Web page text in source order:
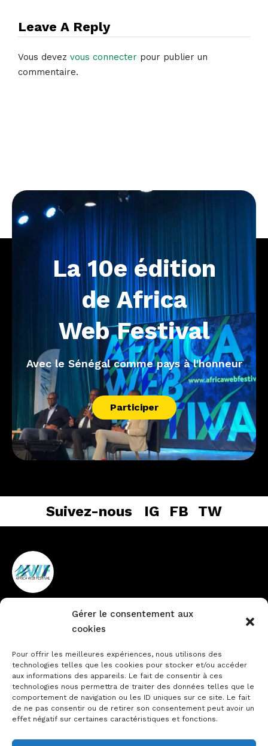
Gérer le consentement aux
cookies
Pour offrir les meilleures expériences, nous utilisons des
technologies telles que les cookies pour stocker et/ou accéder
aux informations des appareils. Le fait de consentir à ces
technologies nous permettra de traiter des données telles que le
comportement de navigation ou les ID uniques sur ce site. Le fait
de ne pas consentir ou de retirer son consentement peut avoir un
effet négatif sur certaines caractéristiques et fonctions.
Leave A Reply
Vous devez vous connecter pour publier un
commentaire.
La 10e édition
de Africa
Web Festival
Avec le Sénégal comme pays à l'honneur
Participer
Suivez-nous IG FB TW
Vieux Cocody non loin de la
Technique
Contactez-nous
Notre actualité